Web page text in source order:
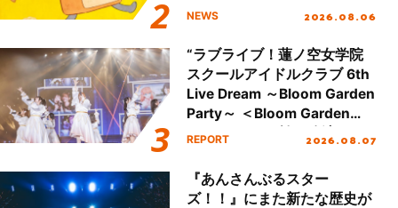
NEWS 2026.08.06
“ラブライブ！蓮ノ空女学院
スクールアイドルクラブ 6th
Live Dream ～Bloom Garden
Party～ ＜Bloom Garden
Party Stage／埼玉公演＞”
REPORT 2026.08.07
『あんさんぶるスター
ズ！！』にまた新たな歴史が